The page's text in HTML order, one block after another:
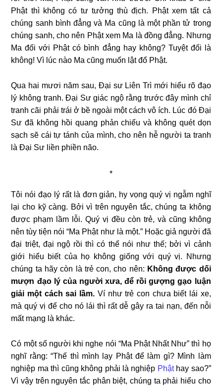
Phật thì không có tư tưởng thù địch. Phật xem tất cả
chúng sanh bình đẳng và Ma cũng là một phần tử trong
chúng sanh, cho nên Phật xem Ma là đồng đẳng. Nhưng
Ma đối với Phật có bình đẳng hay không? Tuyệt đối là
không! Vì lúc nào Ma cũng muốn lật đổ Phật.
Qua hai mươi năm sau, Đại sư Liên Trì mới hiểu rõ đạo
lý không tranh. Đại Sư giác ngộ rằng trước đây mình chỉ
tranh cãi phải trái ở bề ngoài một cách vô ích. Lúc đó Đại
Sư đã không hồi quang phản chiếu và không quét dọn
sạch sẽ cái tự tánh của mình, cho nên hễ người ta tranh
là Đại Sư liền phiền não.
*
Tôi nói đạo lý rất là đơn giản, hy vọng quý vị ngẫm nghĩ
lại cho kỹ càng. Bởi vì trên nguyên tắc, chúng ta không
được phạm lầm lỗi. Quý vị đều còn trẻ, và cũng không
nên tùy tiện nói “Ma Phật như là một.” Hoặc giả người đã
đại triệt, đại ngộ rồi thì có thể nói như thế; bởi vì cảnh
giới hiểu biết của họ không giống với quý vị. Nhưng
chúng ta hãy còn là trẻ con, cho nên: Không được dối
mượn đạo lý của người xưa, để rồi gượng gạo luận
giải một cách sai lầm. Ví như trẻ con chưa biết lái xe,
mà quý vị để cho nó lái thì rất dễ gây ra tai nạn, đến nỗi
mất mạng là khác.
Có một số người khi nghe nói “Ma Phật Nhất Như” thì họ
nghĩ rằng: “Thế thì mình lạy Phật để làm gì? Mình làm
nghiệp ma thì cũng không phải là nghiệp Phậthay sao?”
Vì vậy trên nguyên tắc phân biệt, chúng ta phải hiểu cho